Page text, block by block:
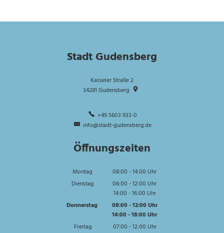
Stadt Gudensberg
Kasseler Straße 2
34281 Gudensberg
+49 5603 933-0
info@stadt-gudensberg.de
Öffnungszeiten
Montag 08:00 -14:00 Uhr
Von 08:00 bis 14:00 Uhr
Dienstag 08:00 -12:00 Uhr
Von 08:00 bis 12:00 Uhr
14:00 -16:00 Uhr
Von 14:00 bis 16:00 Uhr
Donnerstag 08:00 -12:00 Uhr
Von 08:00 bis 12:00 Uhr
14:00 -18:00 Uhr
Von 14:00 bis 18:00 Uhr
Freitag 07:00 -12:00 Uhr